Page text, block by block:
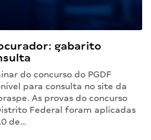
gabarito
do concurso do PGDF
para consulta no site da
As provas do concurso
Federal foram aplicadas
de…